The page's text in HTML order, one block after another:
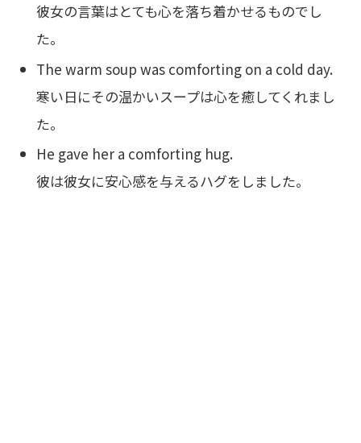
彼女の言葉はとても心を落ち着かせるものでし
た。
The warm soup was comforting on a cold day.
寒い日にその温かいスープは心を癒してくれまし
た。
He gave her a comforting hug.
彼は彼女に安心感を与えるハグをしました。